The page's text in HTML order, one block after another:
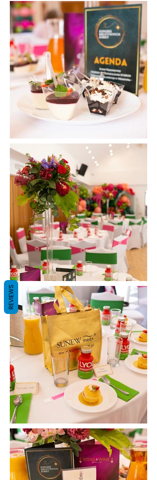
REVIEWS